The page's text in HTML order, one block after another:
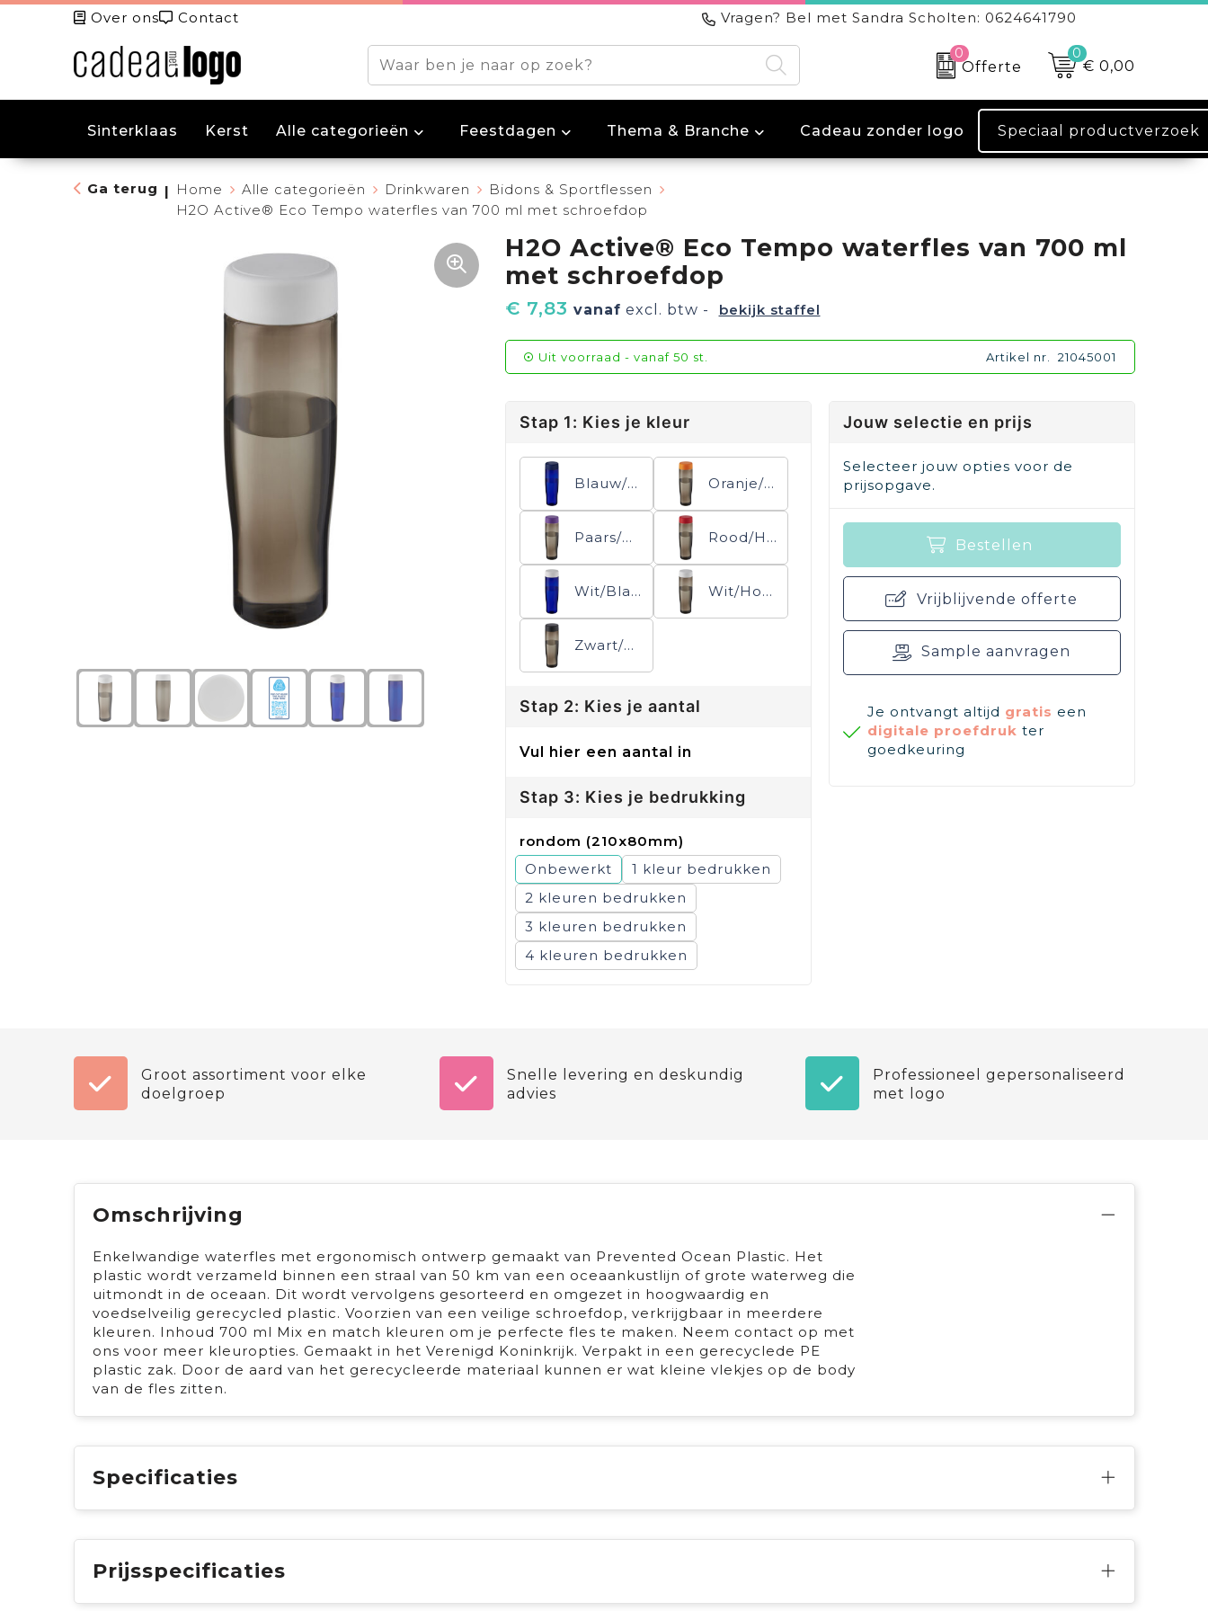
Over ons Contact Vragen? Bel met Sandra Scholten: 0624641790
0
Offerte
0
€ 0,00
Sinterklaas Kerst Alle categorieën Feestdagen Thema & Branche Cadeau zonder logo Speciaal productverzoek
Ga terug | Home Alle categorieën Drinkwaren
Bidons & Sportflessen
H2O Active® Eco Tempo waterfles van 700 ml met schroefdop
H2O Active® Eco Tempo waterfles van 700 ml
met schroefdop
€ 7,83 vanaf excl. btw - bekijk staffel
Uit voorraad - vanaf 50 st. Artikel nr. 21045001
Stap 1: Kies je kleur
Blauw/Blauw Oranje/Houtskool
Paars/Houtskool Rood/Houtskool
Wit/Blauw Wit/Houtskool
Zwart/Houtskool
Stap 2: Kies je aantal
Vul hier een aantal in
Stap 3: Kies je bedrukking
rondom (210x80mm)
Onbewerkt
1
2
3
4
Jouw selectie en prijs
Selecteer jouw opties voor de
prijsopgave.
Bestellen
Vrijblijvende offerte
Sample aanvragen
Je ontvangt altijd gratis een
digitale proefdruk ter
goedkeuring
Groot assortiment voor elke
doelgroep
Snelle levering en deskundig
advies
Professioneel gepersonaliseerd
met logo
Omschrijving
Enkelwandige waterfles met ergonomisch ontwerp gemaakt van Prevented Ocean Plastic. Het
plastic wordt verzameld binnen een straal van 50 km van een oceaankustlijn of grote waterweg die
uitmondt in de oceaan. Dit wordt vervolgens gesorteerd en omgezet in hoogwaardig en
voedselveilig gerecycled plastic. Voorzien van een veilige schroefdop, verkrijgbaar in meerdere
kleuren. Inhoud 700 ml Mix en match kleuren om je perfecte fles te maken. Neem contact op met
ons voor meer kleuropties. Gemaakt in het Verenigd Koninkrijk. Verpakt in een gerecyclede PE
plastic zak. Door de aard van het gerecycleerde materiaal kunnen er wat kleine vlekjes op de body
van de fles zitten.
Specificaties
Prijsspecificaties